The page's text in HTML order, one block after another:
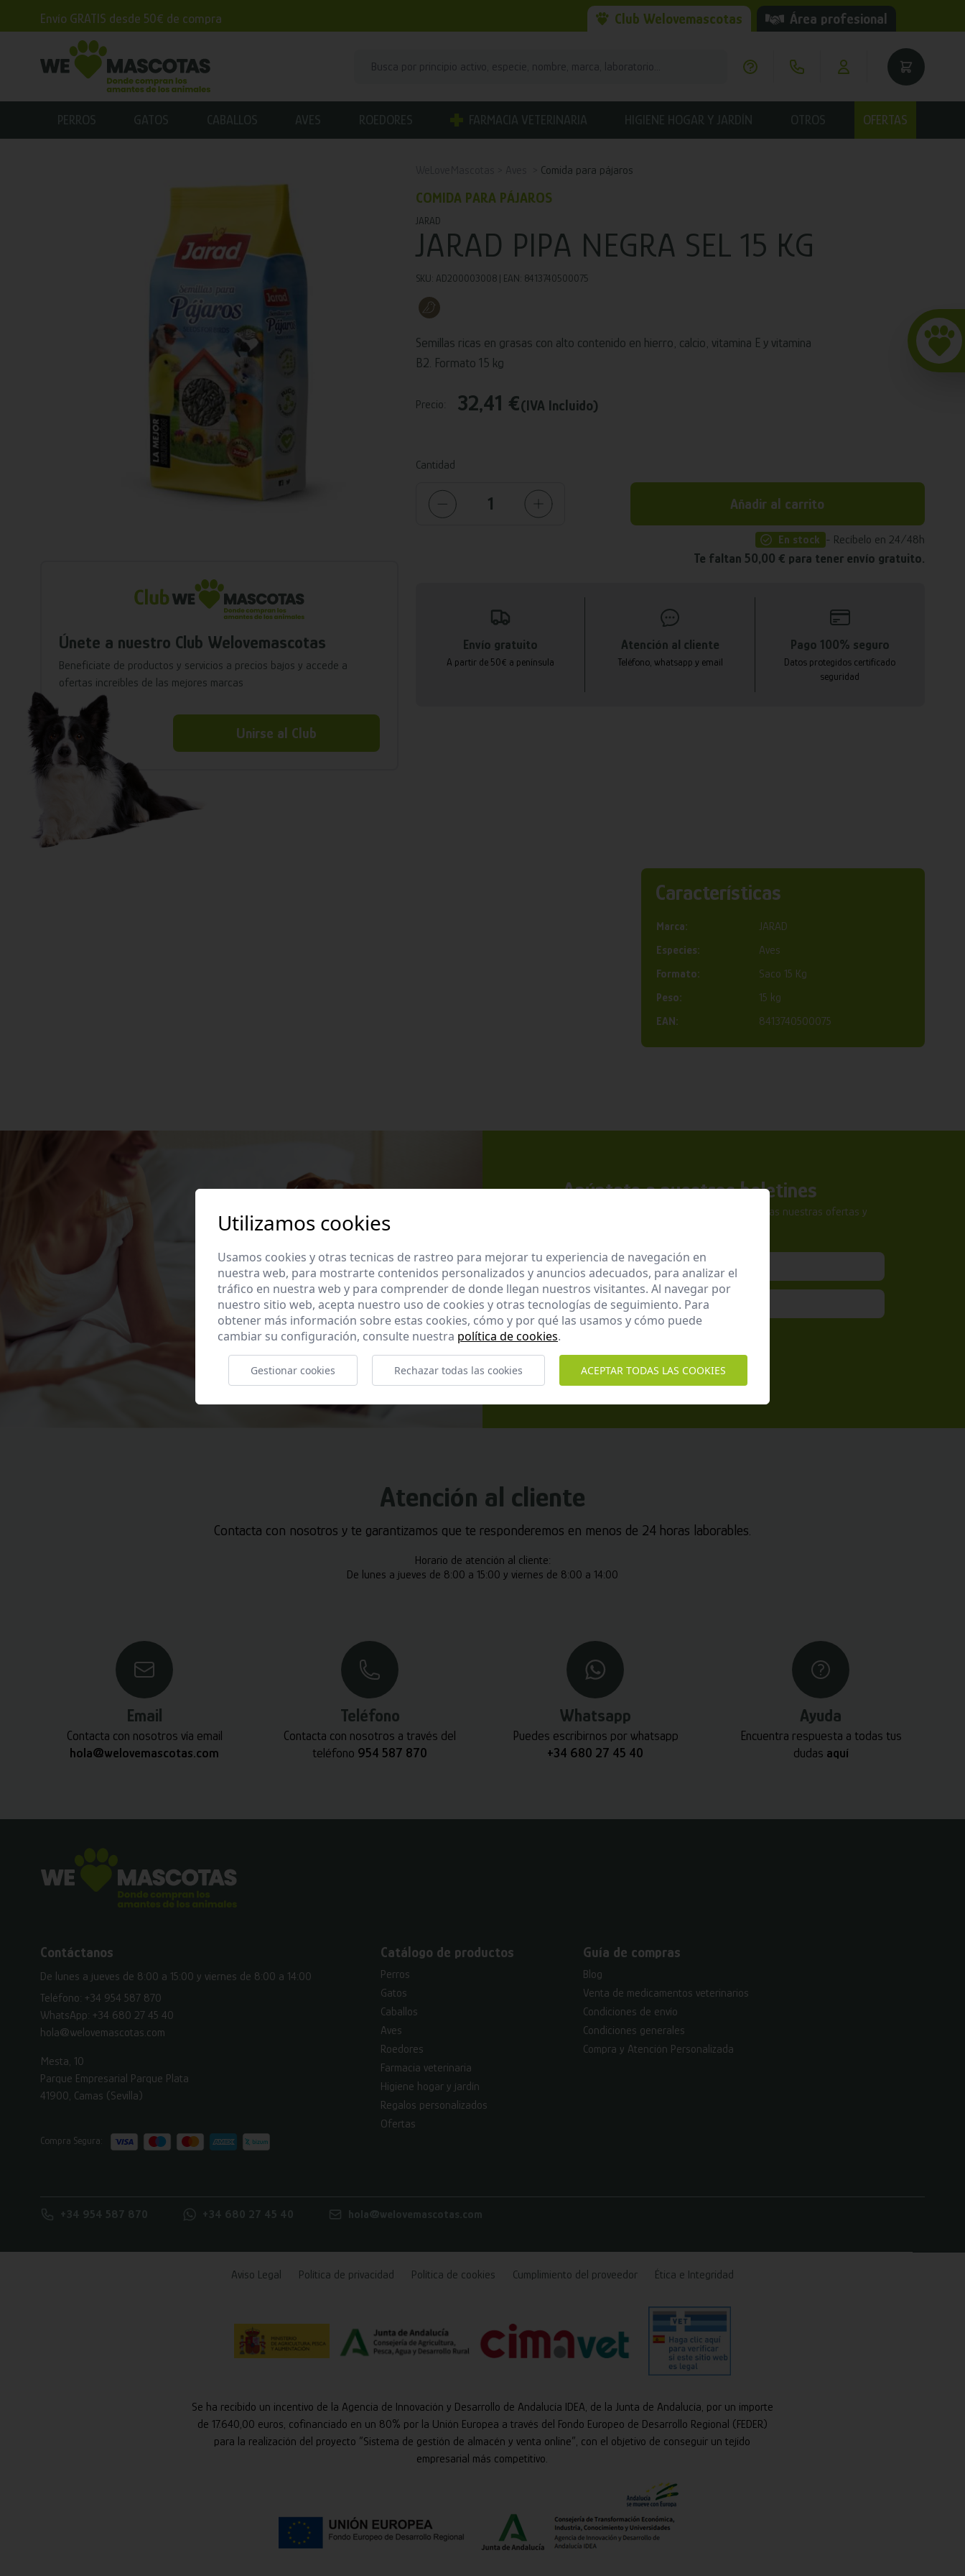
Envío GRATIS desde 50€ de compra Club Welovemascotas Área profesional
PERROS GATOS CABALLOS AVES ROEDORES FARMACIA VETERINARIA HIGIENE HOGAR Y JARDÍN OTROS OFERTAS
Únete a nuestro Club Welovemascotas
Benefíciate de productos y servicios a precios bajos y accede a
ofertas increíbles de las mejores marcas
Unirse al Club
Comida para pájaros
COMIDA PARA PÁJAROS
JARAD
JARAD PIPA NEGRA SEL 15 KG
SKU: AD200003008 | EAN: 8413740500075
Semillas ricas en grasas con alto contenido en hierro, calcio, vitamina E y vitamina
B2. Formato 15 kg
Precio: 32,41 €(IVA Incluido)
Cantidad
Añadir al carrito
En stock - Recíbelo en 24/48h
Te faltan 50,00 € para tener envío gratuito.
Envío gratuito
A partir de 50€ a península
Atención al cliente
Teléfono, whatsapp y email
Pago 100% seguro
Datos protegidos certificado
seguridad
Características
Marca:
JARAD
Especies:
Aves
Formato:
Saco 15 Kg
Peso:
15 kg
EAN:
8413740500075
Apúntate a nuestros boletines
Suscríbete a nuestra newsletter y no te pierdas nuestras ofertas y
Enviar
Atención al cliente
Contacta con nosotros y te garantizamos que te responderemos en menos de 24 horas laborables.
Horario de atención al cliente:
De lunes a jueves de 8:00 a 15:00 y viernes de 8:00 a 14:00
Email
Contacta con nosotros vía email
hola@welovemascotas.com
Teléfono
Contacta con nosotros a través del
teléfono 954 587 870
Whatsapp
Puedes escribirnos por whatsapp
+34 680 27 45 40
Ayuda
Encuentra respuesta a todas tus
dudas aquí
Contáctanos
De lunes a jueves de 8:00 a 15:00 y viernes de 8:00 a 14:00
Teléfono: +34 954 587 870
WhatsApp: +34 680 27 45 40
hola@welovemascotas.com
Mesta, 10
Parque Empresarial Parque Plata
41900, Camas (Sevilla)
Compra Segura:
Catálogo de productos
Perros
Gatos
Caballos
Aves
Roedores
Farmacia veterinaria
Higiene hogar y jardín
Regalos personalizados
Ofertas
Guía de compras
Blog
Venta de medicamentos veterinarios
Condiciones de envío
Condiciones generales
Compra y Atención Personalizada
+34 954 587 870 +34 680 27 45 40 hola@welovemascotas.com
Aviso Legal Política de privacidad Política de cookies Cumplimiento del proveedor Ética e Integridad
Se ha recibido un incentivo de la Agencia de Innovación y Desarrollo de Andalucía IDEA, de la Junta de Andalucía, por un importe
de 17.640,00 euros, cofinanciado en un 80% por la Unión Europea a través del Fondo Europeo de Desarrollo Regional (FEDER)
para la realización del proyecto “Sistema de gestión de almacén y venta online”, con el objetivo de conseguir un tejido
empresarial más competitivo.
Utilizamos cookies
Usamos cookies y otras tecnicas de rastreo para mejorar tu experiencia de navegación en
nuestra web, para mostrarte contenidos personalizados y anuncios adecuados, para analizar el
tráfico en nuestra web y para comprender de donde llegan nuestros visitantes. Al navegar por
nuestro sitio web, acepta nuestro uso de cookies y otras tecnologías de seguimiento. Para
obtener más información sobre estas cookies, cómo y por qué las usamos y cómo puede
cambiar su configuración, consulte nuestra política de cookies.
Gestionar cookies Rechazar todas las cookies ACEPTAR TODAS LAS COOKIES